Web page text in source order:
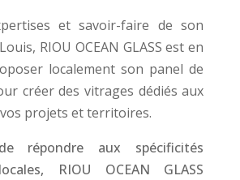
et savoir-faire de son
RIOU OCEAN GLASS est en
localement son panel de
créer des vitrages dédiés aux
projets et territoires.
répondre aux spécificités
RIOU OCEAN GLASS